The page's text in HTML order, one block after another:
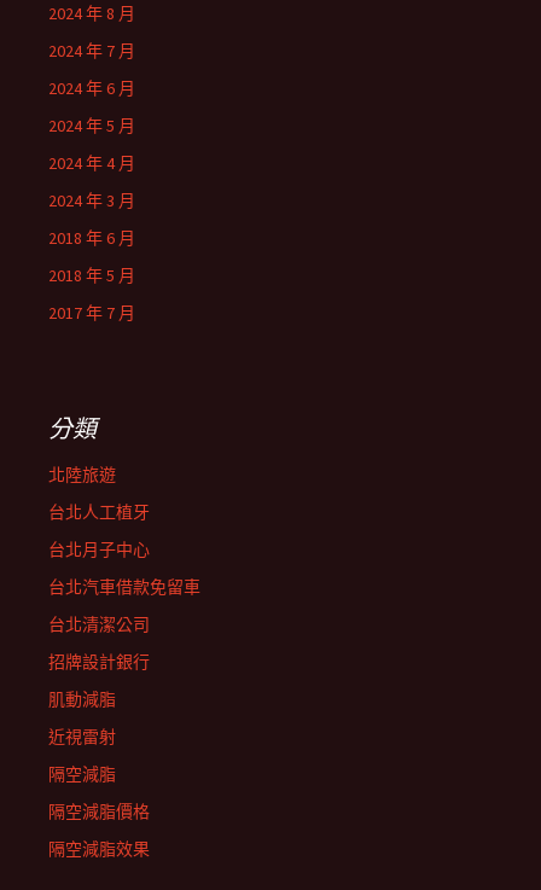
2024 年 8 月
2024 年 7 月
2024 年 6 月
2024 年 5 月
2024 年 4 月
2024 年 3 月
2018 年 6 月
2018 年 5 月
2017 年 7 月
分類
北陸旅遊
台北人工植牙
台北月子中心
台北汽車借款免留車
台北清潔公司
招牌設計銀行
肌動減脂
近視雷射
隔空減脂
隔空減脂價格
隔空減脂效果